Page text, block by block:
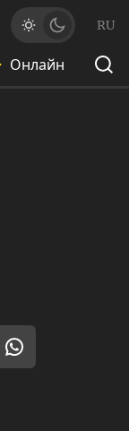
RU
Онлайн